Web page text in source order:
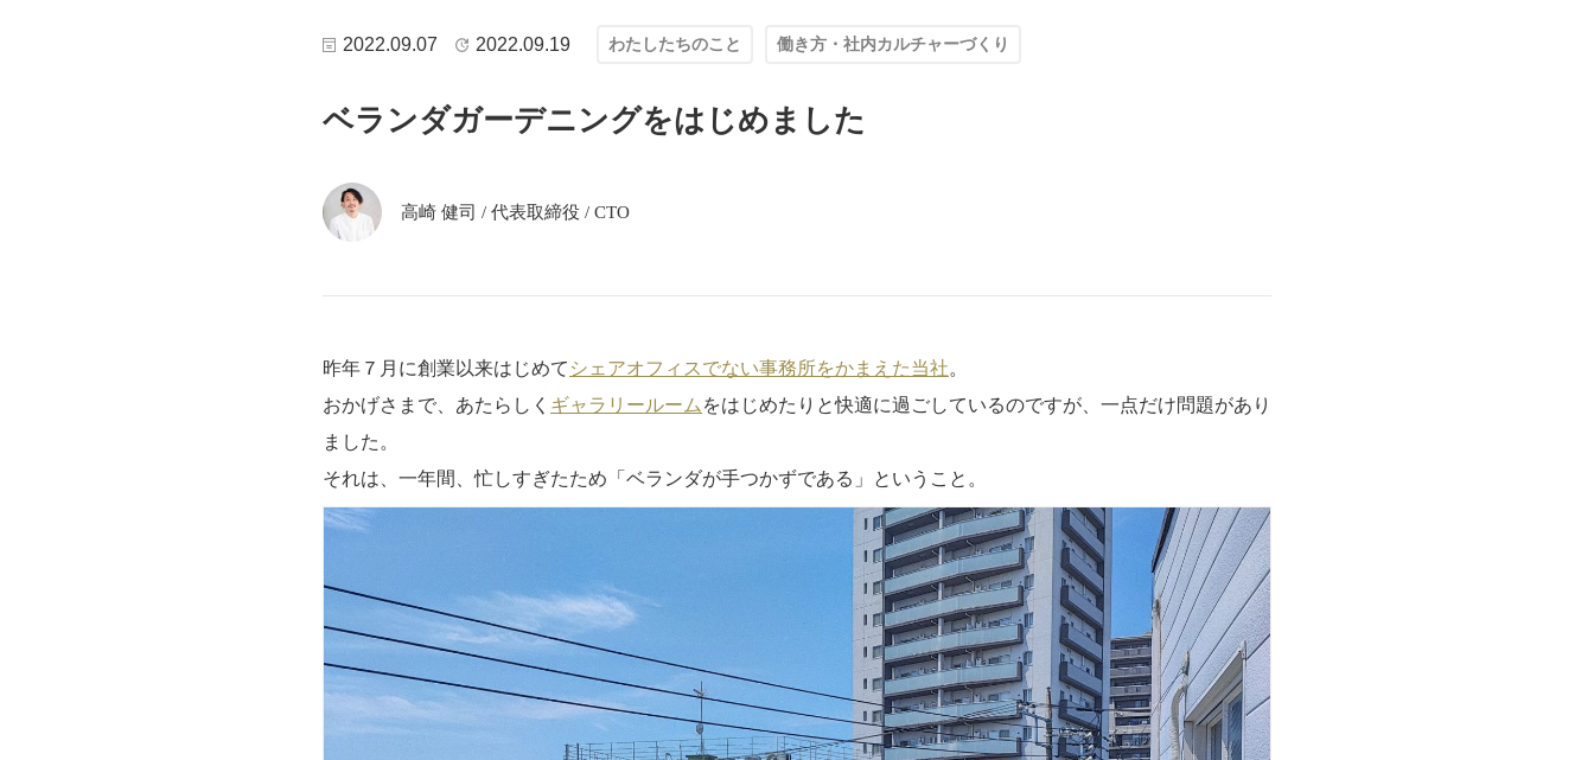
2022.09.07 2022.09.19 わたしたちのこと 働き方・社内カルチャーづくり
ベランダガーデニングをはじめました
高崎 健司 / 代表取締役 / CTO
昨年７月に創業以来はじめて シェアオフィスでない事務所をかまえた当社。
おかげさまで、あたらしく ギャラリールームをはじめたりと快適に過ごしているのですが、一点だけ問題があり
ました。
それは、一年間、忙しすぎたため「ベランダが手つかずである」ということ。